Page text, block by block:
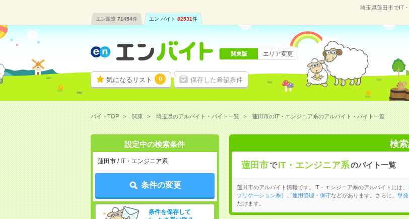
埼玉県蓮田市でIT
エン派遣 71454件 エン バイト 82531件
気になるリスト 0 保存した希望条件
関東版 エリア変更
バイトTOP 関東 埼玉県のアルバイト・バイト一覧 蓮田市のIT・エンジニア系のアルバイト・バイト一覧
設定中の検索条件
蓮田市 / IT・エンジニア系
条件の変更
条件を保存して
検
蓮田市で IT・エンジニア系のバイト一覧
蓮田市のアルバイト情報です。IT・エンジニア系のアルバイトには、
プリケーション系）
運用管理・保守などがあります。さらに、 単発
だけます。